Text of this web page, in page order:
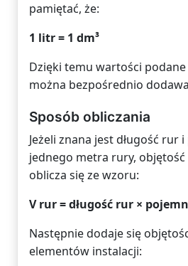
pamiętać, że:
1 litr = 1 dm³
Dzięki temu wartości
można bezpośrednio
Sposób obliczania
Jeżeli znana jest długość rur
jednego metra rury,
oblicza się ze wzoru:
V rur = długość rur ×
Następnie dodaje się
elementów instalacji: